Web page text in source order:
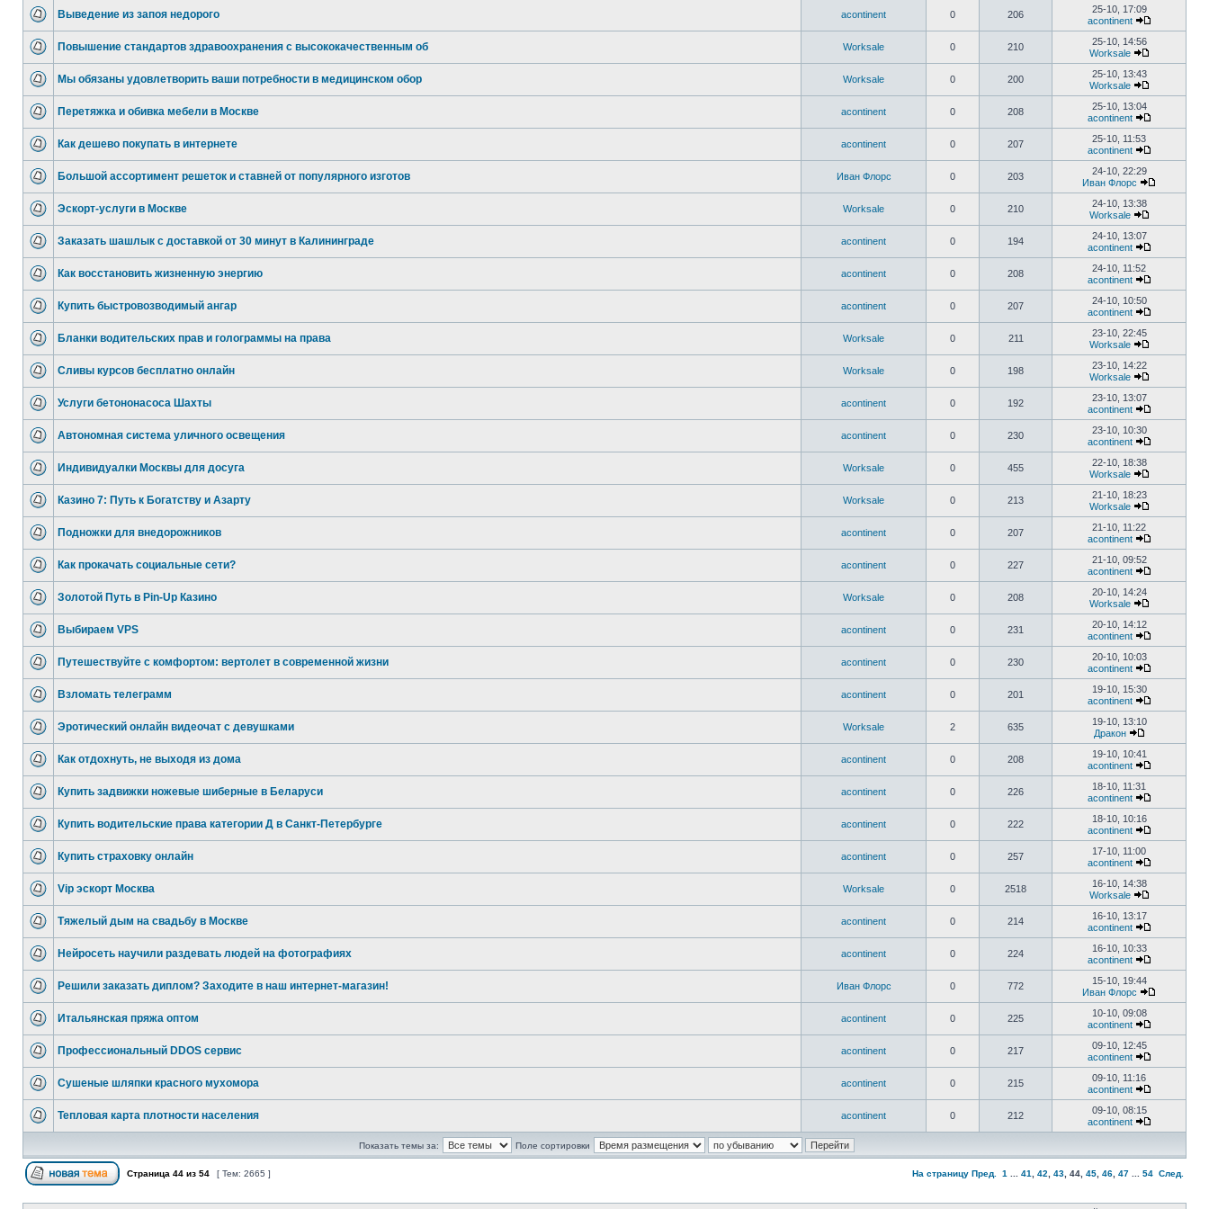
Выведение из запоя недорого acontinent 0 206
25-10, 17:09
acontinent
Повышение стандартов здравоохранения с высококачественным об Worksale 0 210
25-10, 14:56
Worksale
Мы обязаны удовлетворить ваши потребности в медицинском обор Worksale 0 200
25-10, 13:43
Worksale
Перетяжка и обивка мебели в Москве acontinent 0 208
25-10, 13:04
acontinent
Как дешево покупать в интернете acontinent 0 207
25-10, 11:53
acontinent
Большой ассортимент решеток и ставней от популярного изготов Иван Флорс 0 203
24-10, 22:29
Иван Флорс
Эскорт-услуги в Москве Worksale 0 210
24-10, 13:38
Worksale
Заказать шашлык с доставкой от 30 минут в Калининграде acontinent 0 194
24-10, 13:07
acontinent
Как восстановить жизненную энергию acontinent 0 208
24-10, 11:52
acontinent
Купить быстровозводимый ангар acontinent 0 207
24-10, 10:50
acontinent
Бланки водительских прав и голограммы на права Worksale 0 211
23-10, 22:45
Worksale
Сливы курсов бесплатно онлайн Worksale 0 198
23-10, 14:22
Worksale
Услуги бетононасоса Шахты acontinent 0 192
23-10, 13:07
acontinent
Автономная система уличного освещения acontinent 0 230
23-10, 10:30
acontinent
Индивидуалки Москвы для досуга Worksale 0 455
22-10, 18:38
Worksale
Казино 7: Путь к Богатству и Азарту Worksale 0 213
21-10, 18:23
Worksale
Подножки для внедорожников acontinent 0 207
21-10, 11:22
acontinent
Как прокачать социальные сети? acontinent 0 227
21-10, 09:52
acontinent
Золотой Путь в Pin-Up Казино Worksale 0 208
20-10, 14:24
Worksale
Выбираем VPS acontinent 0 231
20-10, 14:12
acontinent
Путешествуйте с комфортом: вертолет в современной жизни acontinent 0 230
20-10, 10:03
acontinent
Взломать телеграмм acontinent 0 201
19-10, 15:30
acontinent
Эротический онлайн видеочат с девушками Worksale 2 635
19-10, 13:10
Дракон
Как отдохнуть, не выходя из дома acontinent 0 208
19-10, 10:41
acontinent
Купить задвижки ножевые шиберные в Беларуси acontinent 0 226
18-10, 11:31
acontinent
Купить водительские права категории Д в Санкт-Петербурге acontinent 0 222
18-10, 10:16
acontinent
Купить страховку онлайн acontinent 0 257
17-10, 11:00
acontinent
Vip эскорт Москва Worksale 0 2518
16-10, 14:38
Worksale
Тяжелый дым на свадьбу в Москве acontinent 0 214
16-10, 13:17
acontinent
Нейросеть научили раздевать людей на фотографиях acontinent 0 224
16-10, 10:33
acontinent
Решили заказать диплом? Заходите в наш интернет-магазин! Иван Флорс 0 772
15-10, 19:44
Иван Флорс
Итальянская пряжа оптом acontinent 0 225
10-10, 09:08
acontinent
Профессиональный DDOS сервис acontinent 0 217
09-10, 12:45
acontinent
Сушеные шляпки красного мухомора acontinent 0 215
09-10, 11:16
acontinent
Тепловая карта плотности населения acontinent 0 212
09-10, 08:15
acontinent
Показать темы за: Поле сортировки
Страница 44 из 54 [ Тем: 2665 ] На страницу Пред. 1 41 42 43 44 45 46 47 54 След.